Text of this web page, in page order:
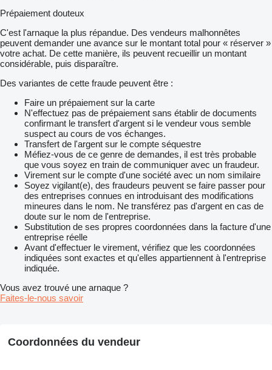
Prépaiement douteux
C'est l'arnaque la plus répandue. Des vendeurs malhonnêtes
peuvent demander une avance sur le montant total pour « réserver »
votre achat. De cette manière, ils peuvent recueillir un montant
considérable, puis disparaître.
Des variantes de cette fraude peuvent être :
Faire un prépaiement sur la carte
N'effectuez pas de prépaiement sans établir de documents
confirmant le transfert d'argent si le vendeur vous semble
suspect au cours de vos échanges.
Transfert de l'argent sur le compte séquestre
Méfiez-vous de ce genre de demandes, il est très probable
que vous soyez en train de communiquer avec un fraudeur.
Virement sur le compte d'une société avec un nom similaire
Soyez vigilant(e), des fraudeurs peuvent se faire passer pour
des entreprises connues en introduisant des modifications
mineures dans le nom. Ne transférez pas d'argent en cas de
doute sur le nom de l'entreprise.
Substitution de ses propres coordonnées dans la facture d'une
entreprise réelle
Avant d'effectuer le virement, vérifiez que les coordonnées
indiquées sont exactes et qu'elles appartiennent à l'entreprise
indiquée.
Vous avez trouvé une arnaque ?
Faites-le-nous savoir
Coordonnées du vendeur